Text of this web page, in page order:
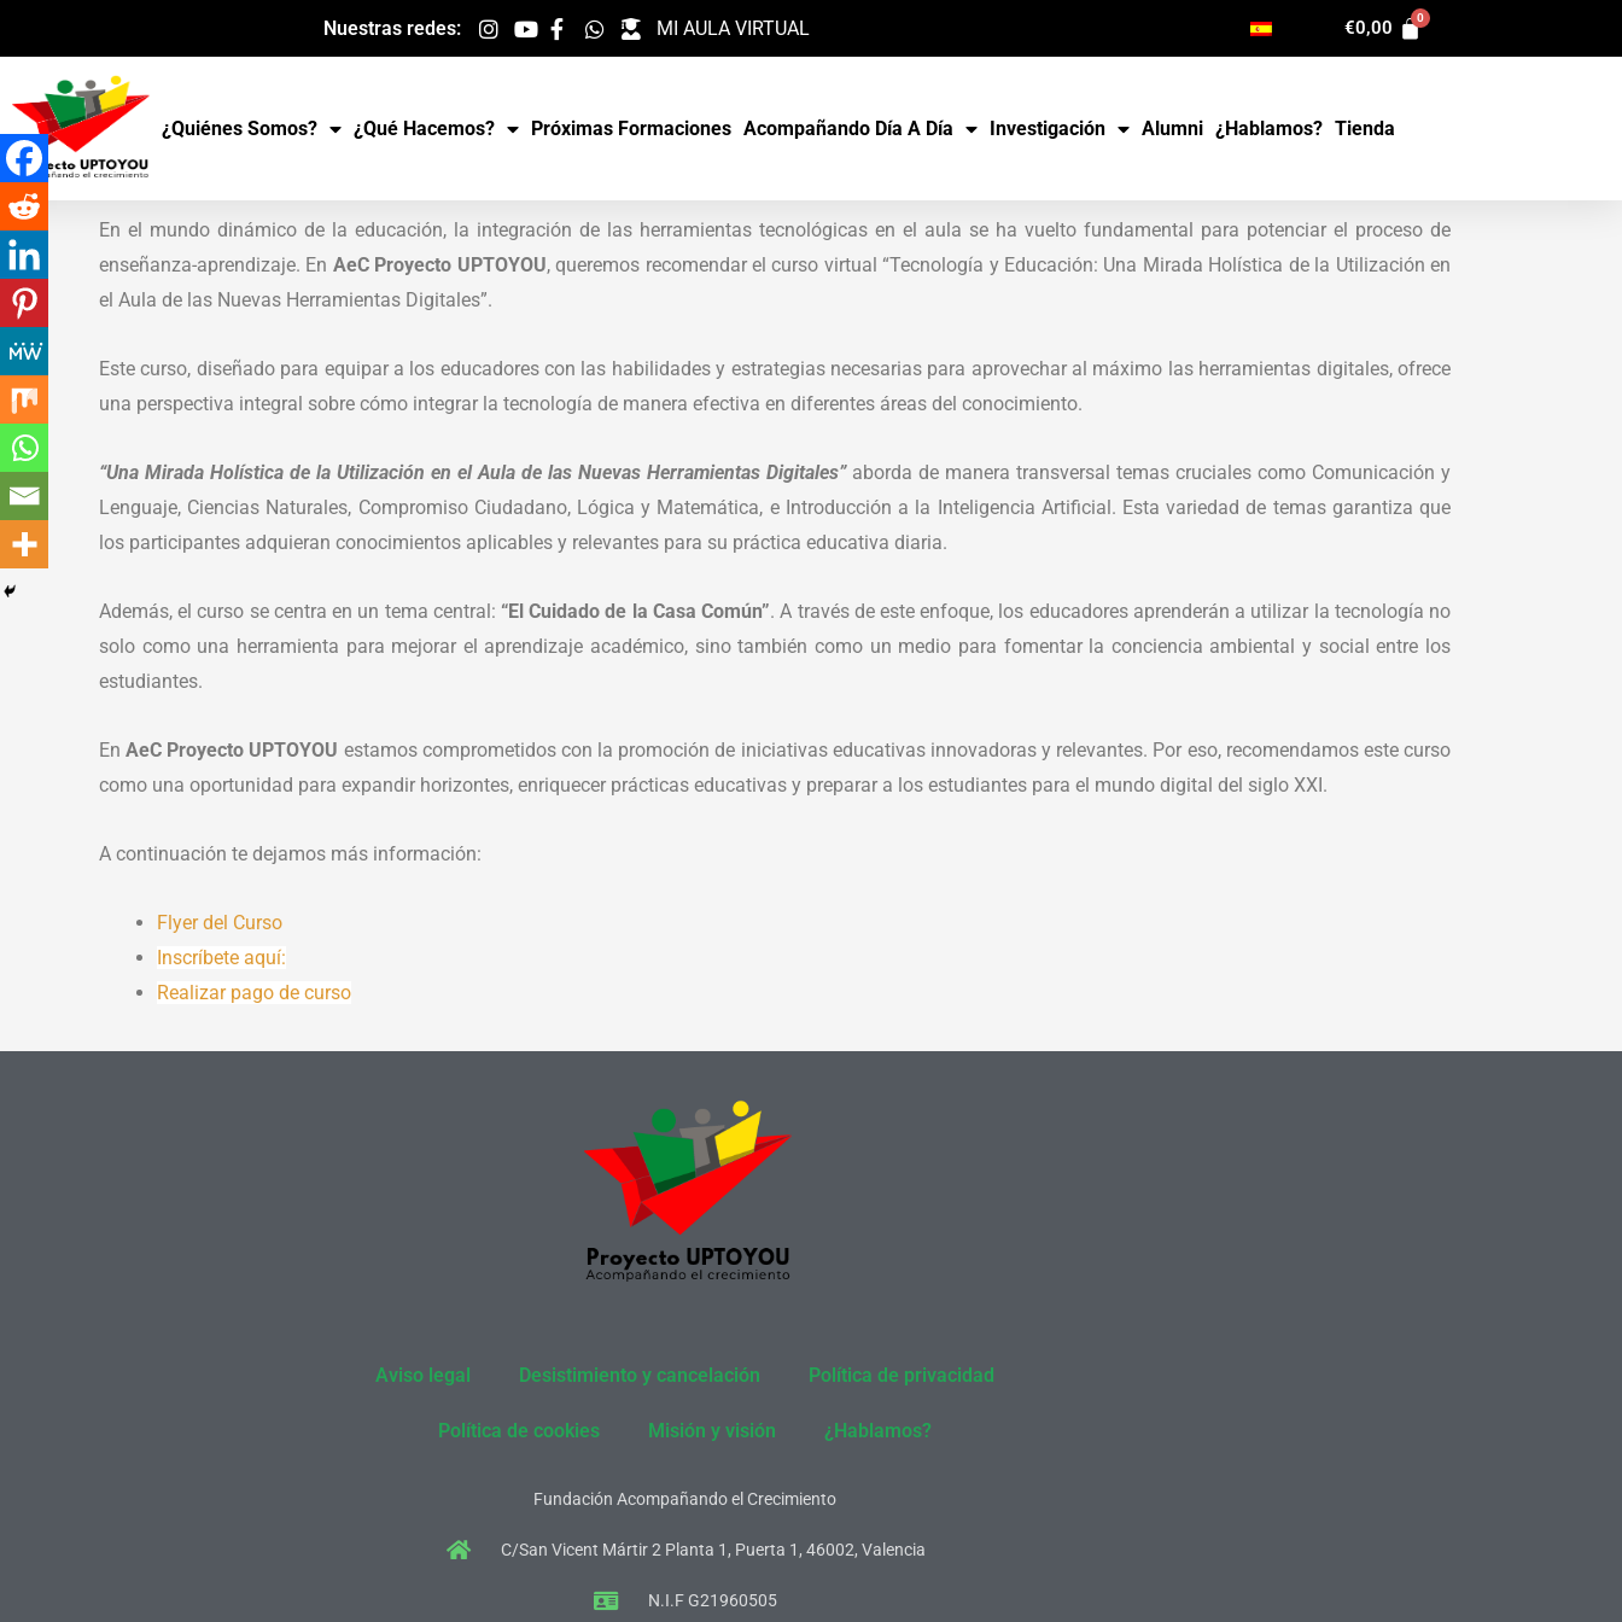
al
contenido
Nuestras redes: MI AULA VIRTUAL €0,00
¿Quiénes Somos? ¿Qué Hacemos? Próximas Formaciones Acompañando Día A Día Investigación Alumni ¿Hablamos? Tienda
En el mundo dinámico de la educación, la integración de las herramientas tecnológicas en el aula se ha vuelto fundamental para potenciar el proceso de
enseñanza-aprendizaje. En AeC Proyecto UPTOYOU, queremos recomendar el curso virtual “Tecnología y Educación: Una Mirada Holística de la Utilización en
el Aula de las Nuevas Herramientas Digitales”.
Este curso, diseñado para equipar a los educadores con las habilidades y estrategias necesarias para aprovechar al máximo las herramientas digitales, ofrece
una perspectiva integral sobre cómo integrar la tecnología de manera efectiva en diferentes áreas del conocimiento.
“Una Mirada Holística de la Utilización en el Aula de las Nuevas Herramientas Digitales”aborda de manera transversal temas cruciales como Comunicación y
Lenguaje, Ciencias Naturales, Compromiso Ciudadano, Lógica y Matemática, e Introducción a la Inteligencia Artificial. Esta variedad de temas garantiza que
los participantes adquieran conocimientos aplicables y relevantes para su práctica educativa diaria.
Además, el curso se centra en un tema central: “El Cuidado de la Casa Común”. A través de este enfoque, los educadores aprenderán a utilizar la tecnología no
solo como una herramienta para mejorar el aprendizaje académico, sino también como un medio para fomentar la conciencia ambiental y social entre los
estudiantes.
En AeC Proyecto UPTOYOU estamos comprometidos con la promoción de iniciativas educativas innovadoras y relevantes. Por eso, recomendamos este curso
como una oportunidad para expandir horizontes, enriquecer prácticas educativas y preparar a los estudiantes para el mundo digital del siglo XXI.
A continuación te dejamos más información:
Flyer del Curso
Inscríbete aquí:
Realizar pago de curso
Aviso legal Desistimiento y cancelación Política de privacidad
Política de cookies Misión y visión ¿Hablamos?
Fundación Acompañando el Crecimiento
C/San Vicent Mártir 2 Planta 1, Puerta 1, 46002, Valencia
N.I.F G21960505